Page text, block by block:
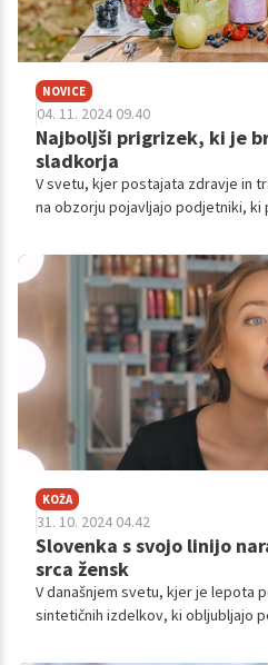
NOVICE
04. 11. 2024 09.40
Najboljši prigrizek, ki je
sladkorja
V svetu, kjer postajata zdravje in
na obzorju pojavljajo podjetniki, ki
podjetja HUDO DOBRO. Njuna
odgovornosti do skupnosti ju je
Slovenija, kjer sta dobila
delita z javnostjo. S svojimi
z ljubeznijo in skrbjo, sta
novi prihodnosti za socialno
KOŽA
31. 10. 2024 04.42
Slovenka s svojo linijo
srca žensk
V današnjem svetu, kjer je lepota
sintetičnih izdelkov, ki obljubljajo